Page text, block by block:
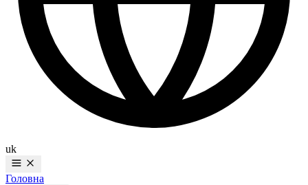
uk
Головна